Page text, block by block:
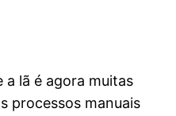
a lã é agora muitas
processos manuais